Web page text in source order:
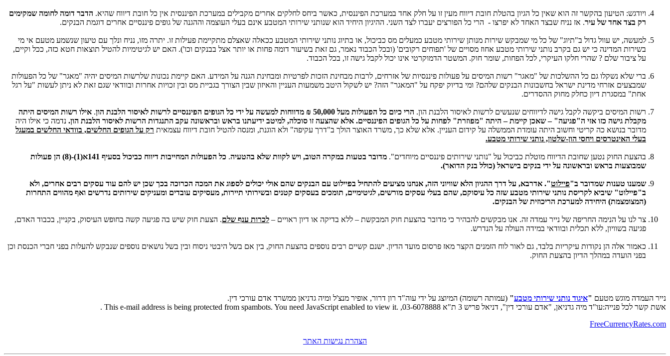
ויודגש: הטיעון בהקשר זה הוא שאין כל הגיון בהטלת חובת דיווח מעין זו על חלק אחד במערכת הפיננסית, כאשר ביחס לחלקים אחרים מקבילים במערכת הפיננסית אין כל חובת דיווח שהיא. הדבר דומה לחומה שמקימים
רק בצד אחד של עיר. אז נניח שבצד האחד לא יפרצו - הרי כל הפורצים יעברו לצד השני. ההיגיון היחיד הוא שנותני שירותי המטבע אינם בעלי העוצמה וההגנה של גופים פיננסיים אחרים דוגמת הבנקים.
למעשה, יש עוול גדול ב"תיוג" של כל מי שמבקש שירות מנותן שירותי מטבע כמעלים מס כביכול, או בתיוג נותני שירותי המטבע ככאלה שאצלם מתקיימת פעילות זו. יתרה מזו, נניח ונלך עם טיעון שנשמע מטעם אי מי
בשירות המדינה כי יש גם בקרב נותני שירותי מטבע אחוז מסויים של 'תפוחים רקובים' (ובכל הכבוד נאמר, גם זאת בשיעור דומה פחות או יותר אצל בבנקים וכו'). האם יש לגיטימיות להטיל תוצאות חטא כזה, ככל וקיים,
על ציבור שלם ? שהרי חלקו העיקרי, לכל הפחות, שומר חוק. המשטר הדמוקרטי אינו יכול לקבל גישה זו, בכל הכבוד.
ברי שלא נשקלו גם כל ההשלכות של "מאגר" רשות המיסים על פעולות פיננסיות של אזרחים, לרבות מבחינת הזכות לפרטיות ומבחינת הגנה על המידע. האם קיימת נכונות שלרשות המיסים יהיה "מאגר" של כל הפעולות
שמבצעים אזרחי מדינת ישראל בחשבונות הבנקים שלהם? ומי בדיוק יפקח על "המאגר" הזה? יש לשקול היטב משמעות העניין והאיזון שבין הצורך בגביית מס ובין זכויות אחרות ובוודאי שגם זאת לא ניתן לעשות "על רגל
אחת" במסגרת דיון כחלק מחוק ההסדרים.
רשות המיסים ביקשה לקבל גישה לדיווחים שנעשים לרשות לאיסור הלבנת הון. הרי כיום כל הפעולות מעל 50,000 ₪ מדווחות למעשה על ידי כל הגופים הפיננסיים לרשות לאיסור הלבנת הון . אילו רשות המיסים היתה
מקבלת גישה כזו אזי ה"פגיעה" – שאכן קיימת – היתה "מפוזרת" לפחות על כל הגופים הפיננסיים. אלא שהצעה זו סוכלה, למיטב ידיעתנו בראש ובראשונה עקב התנגדות הרשות לאיסור הלבנת הון. נדמה כי אילו היה
מדובר בנושא כה קריטי וחשוב היתה עומדת הממשלה על קידום העניין. אלא שלא כך, משרד האוצר הולך ב"דרך עקיפה" ולא הוגנת, ומנסה להטיל חובת דיווח עצמאית רק על הגופים החלשים, בוודאי החלשים במעגל
בעלי האינטרסים ויחסי הון-שלטון, נותני שירותי מטבע.
בהצעת החוק נטען שחובת הדיווח מוטלת כביכול על "נותני שירותים פיננסיים מיוחדים". מדובר בטעות במקרה הטוב, ויש לקוות שלא בהטעיה.
כל הפעולות המחייבות דיווח כביכול בסעיף 141א(1)-(8) הן פעולות
שמבוצעות בראש ובראשונה על ידי בנקים בישראל (כולל בנק הדואר).
שמענו טענות שמדובר ב"פיילוט". אדרבא, על דרך ההגיון הלא שוויוני הזה, אנחנו מציעים להתחיל בפיילוט עם הבנקים שהם אולי יכולים לספוג את המכה הכרוכה בכך שכן יש להם עוד עסקים רבים אחרים, ולא
ב"פיילוט" שיביא לקריסת נותני שירותי מטבע שזה כל עיסוקם, שהם בעלי עסקים מורשים, לגיטימיים, תומכים בעסקים קטנים ובשירותי תיירות, מעסיקים עובדים ומעניקים שירותים נדרשים ואף מהווים התחרות
(המצומצמת) היחידה למערכת הריכוזית של הבנקים.
צר לנו על הנימה החריפה של נייר עמדה זה. אנו מבקשים להבהיר כי מדובר בהצעת חוק המבקשת – ללא בדיקה או דיון ראויים – לכרות ענף שלם. הצעת חוק שיש בה פגיעה קשה בחופש העיסוק, בקניין, בכבוד האדם,
פגיעה בשוויון, ללא תכלית ובוודאי במידה העולה על הנדרש.
כאמור אלה הן נקודות עיקריות בלבד, גם לאור לוח הזמנים הקצר מאז פרסום מועד הדיון. ישנם קשיים רבים נוספים בהצעת החוק, בין אם בשל היבטי ניסוח ובין בשל נושאים נוספים שנבקש להעלות בפני חברי הכנסת וכן
בפני הועדה במהלך הדיון בהצעת החוק.
נייר העמדה מוגש מטעם "איגוד נותני שירותי מטבע" (עמותה רשומה) המיוצג על ידי עוה"ד רון דרור, אופיר מנצ'ל ומיה גדניאן ממשרד אדם עורכי דין.
אשת קשר לכל פנייה:עו"ד מיה גדניאן, "אדם עורכי דין", דניאל פריש 3 ת"א 03-6078888,
This e-mail address is being protected from spambots. You need JavaScript enabled to view it.
.
FreeCurrencyRates.com
הצהרת נגישות האתר